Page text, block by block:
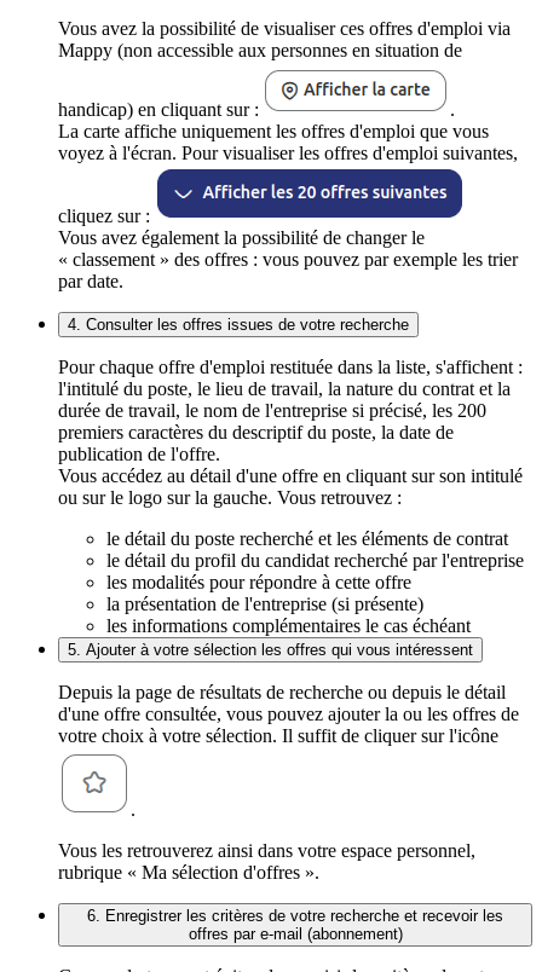
Vous avez la possibilité de visualiser ces offres d'emploi via
Mappy (non accessible aux personnes en situation de
handicap) en cliquant sur :
.
La carte affiche uniquement les offres d'emploi que vous
voyez à l'écran. Pour visualiser les offres d'emploi suivantes,
cliquez sur :
Vous avez également la possibilité de changer le
« classement » des offres : vous pouvez par exemple les trier
par date.
4. Consulter les offres issues de votre recherche
Pour chaque offre d'emploi restituée dans la liste, s'affichent :
l'intitulé du poste, le lieu de travail, la nature du contrat et la
durée de travail, le nom de l'entreprise si précisé, les 200
premiers caractères du descriptif du poste, la date de
publication de l'offre.
Vous accédez au détail d'une offre en cliquant sur son intitulé
ou sur le logo sur la gauche. Vous retrouvez :
le détail du poste recherché et les éléments de contrat
le détail du profil du candidat recherché par l'entreprise
les modalités pour répondre à cette offre
la présentation de l'entreprise (si présente)
les informations complémentaires le cas échéant
5. Ajouter à votre sélection les offres qui vous intéressent
Depuis la page de résultats de recherche ou depuis le détail
d'une offre consultée, vous pouvez ajouter la ou les offres de
votre choix à votre sélection. Il suffit de cliquer sur l'icône
.
Vous les retrouverez ainsi dans votre espace personnel,
rubrique « Ma sélection d'offres ».
6. Enregistrer les critères de votre recherche et recevoir les
offres par e-mail (abonnement)